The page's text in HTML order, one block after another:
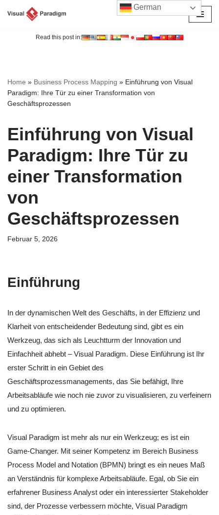
Read this post in:
Home » Business Process Mapping » Einführung von Visual
Paradigm: Ihre Tür zu einer Transformation von
Geschäftsprozessen
Einführung von Visual
Paradigm: Ihre Tür zu
einer Transformation
von
Geschäftsprozessen
Februar 5, 2026
Einführung
In der dynamischen Welt des Geschäfts, in der Effizienz und
Klarheit von entscheidender Bedeutung sind, gibt es ein
Werkzeug, das sich als Leuchtturm der Innovation und
Einfachheit abhebt – Visual Paradigm. Diese Einführung ist Ihr
erster Schritt in ein Gebiet des
Geschäftsprozessmanagements, das Sie befähigt, Ihre
Arbeitsabläufe wie noch nie zuvor zu visualisieren, zu verfeinern
und zu optimieren.
Visual Paradigm ist mehr als nur ein Werkzeug; es ist ein
Game-Changer. Mit seiner Kompetenz im Bereich Business
Process Model and Notation (BPMN) bringt es ein neues Maß
an Verständnis für komplexe Arbeitsabläufe. Egal, ob Sie ein
erfahrener Business Analyst oder ein interessierter Stakeholder
sind, der Prozesse verbessern möchte, Visual Paradigm
German